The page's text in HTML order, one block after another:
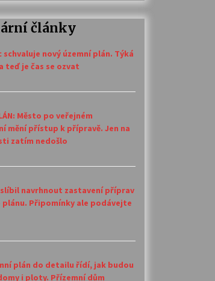
články
schvaluje nový územní plán. Týká
teď je čas se ozvat
Město po veřejném
mění přístup k přípravě. Jen na
zatím nedošlo
navrhnout zastavení příprav
plánu. Připomínky ale podávejte
plán do detailu řídí, jak budou
i ploty. Přízemní dům